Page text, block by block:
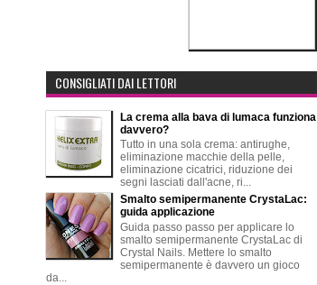
CONSIGLIATI DAI LETTORI
La crema alla bava di lumaca funziona
davvero?
Tutto in una sola crema: antirughe,
eliminazione macchie della pelle,
eliminazione cicatrici, riduzione dei
segni lasciati dall'acne, ri...
Smalto semipermanente CrystaLac:
guida applicazione
Guida passo passo per applicare lo
smalto semipermanente CrystaLac di
Crystal Nails. Mettere lo smalto
semipermanente è davvero un gioco
da...